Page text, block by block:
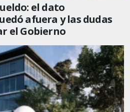
el dato
afuera y las dudas
el Gobierno